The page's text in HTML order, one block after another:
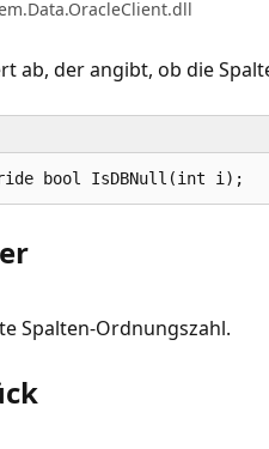
ab, der angibt, ob die
bool IsDBNull(int i);
Spalten-Ordnungszahl.